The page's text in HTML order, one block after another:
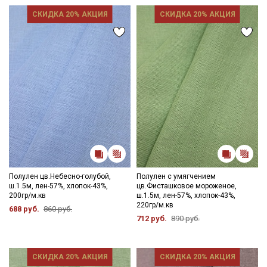
СКИДКА 20% АКЦИЯ
Полулен цв.Небесно-голубой,
ш.1.5м, лен-57%, хлопок-43%,
200гр/м.кв
688 руб. 860 руб.
СКИДКА 20% АКЦИЯ
Полулен с умягчением
цв.Фисташковое мороженое,
ш.1.5м, лен-57%, хлопок-43%,
220гр/м.кв
712 руб. 890 руб.
СКИДКА 20% АКЦИЯ СКИДКА 20% АКЦИЯ
Мы публикуем здесь дополнительные